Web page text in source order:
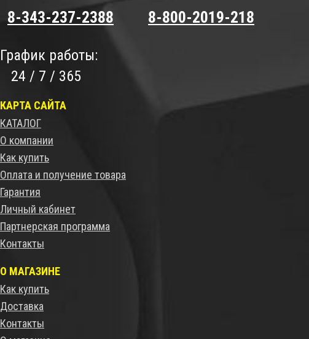
8-343-237-2388 8-800-2019-218
График работы:
24 / 7 / 365
КАРТА САЙТА
КАТАЛОГ
О компании
Как купить
Оплата и получение товара
Гарантия
Личный кабинет
Партнерская программа
Контакты
О МАГАЗИНЕ
Как купить
Доставка
Контакты